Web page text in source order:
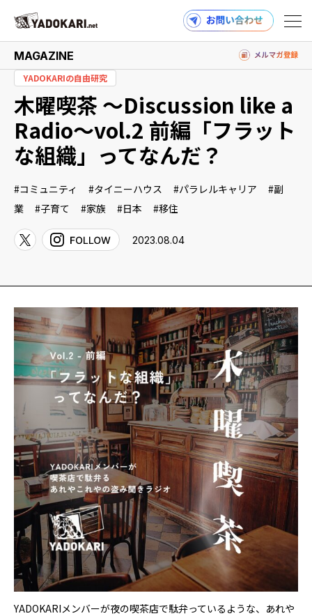
商品検索 読みもの検索
PRODUCTS
MAGAZINE
YADOKARI について
MAGAZINE
YADOKARIの自由研究
木曜喫茶 〜Discussion like a
Radio〜vol.2 前編「フラット
な組織」ってなんだ？
コミュニティ タイニーハウス パラレルキャリア
副
業
子育て 家族 日本 移住
2023.08.04
YADOKARIメンバーが夜の喫茶店で駄弁っているような、あれや